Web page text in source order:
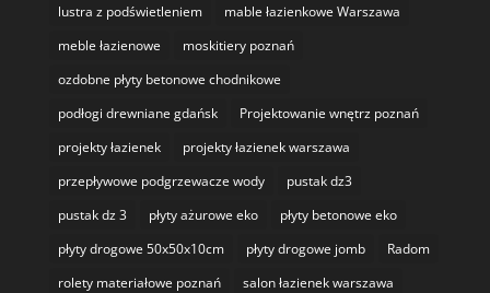
lustra z podświetleniem
mable łazienkowe Warszawa
meble łazienowe
moskitiery poznań
ozdobne płyty betonowe chodnikowe
podłogi drewniane gdańsk
Projektowanie wnętrz poznań
projekty łazienek
projekty łazienek warszawa
przepływowe podgrzewacze wody
pustak dz3
pustak dz 3
płyty ażurowe eko
płyty betonowe eko
płyty drogowe 50x50x10cm
płyty drogowe jomb
Radom
rolety materiałowe poznań
salon łazienek warszawa